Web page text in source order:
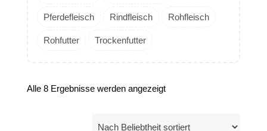
Pferdefleisch Rindfleisch Rohfleisch
Rohfutter Trockenfutter
Alle 8 Ergebnisse werden angezeigt